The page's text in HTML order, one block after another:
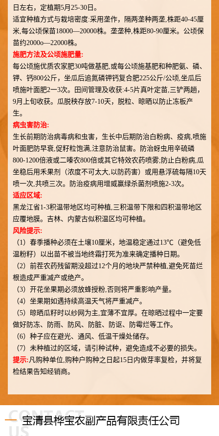
日左右，定植期5月25-30日。
适宜种植方式与栽培密度:采用垄作，隔两垄种两垄,株距40-45厘
米,每公顷保苗18000—20000株。垄垄种,株距80-90厘米。公顷保
苗约2000o—22000株。
施肥方法及公顷施肥量:
每公顷施优质农家肥30吨做基肥,或每公顷施基肥和种肥氨、磷、
钾、钙800公斤，坐瓜后追氮磷钾钙复合肥225公斤/公顷,坐瓜后
喷施叶面肥2一3次。田间管理及收获:4-5片真叶定苗,三铲两趟，
9月上旬收获。瓜脱秧存放7-10天，脱粒、晾晒以防止冻板产
生。
病虫害防治:
生长前期防治病毒病和虫害，生长中后期防治白粉病、疫病,喷施
叶面肥防早衰,促籽粒饱满,注意防治鼠害。防治蚜虫用辛硫磷
800-1200倍液或二嗪农800倍或其它特效农药喷雾;防止白粉病,瓜
坐稳后用禾果剂（浓度不可太大,以防药害）或用悬浮硫每隔10天
喷一次,共喷三次。防治疫病用增威赢绿杀菌剂喷施2-3次。
适应区域:
黑龙江省1-3积温带地区均可种植,三积温带下限和四积温带地区
应覆地膜。吉林、内蒙古似积温区均可种植。
风险提示:
（1）春季播种必须在土壤10厘米，地温稳定通过13℃（避免低
温粉籽）以出苗不被当地终霜打死为准来确定播种日期。
（2）前茬农药残留期没超过12个月的地块严禁种植,避免死苗烂
根造成严重减产或绝产。
（3）开花坐果期必须放蜂授粉,否则将严重影响产量。
（4）坐果期如遇持续高温天气将严重减产。
（5）晾晒瓜籽时以纱网为主,宜薄不宜厚。在晾晒过程中一定要
做好防冻、防雨、防风、防脏、防讴、防霉烂等工作。
（6）种子应在避光、通风、低温干燥处储存。
（7）未种植过的区域，请引种试种，避免造成不必要的损失。
提示: 凡购种单位,购种户购种之日起15日内做芽率复检，并将复
检结果告知经销商。